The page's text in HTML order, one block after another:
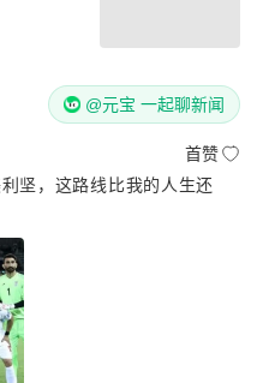
@元宝 一起聊新闻
首赞
坚，这路线比我的人生还